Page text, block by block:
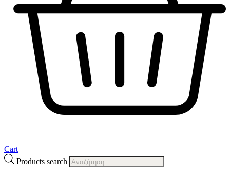
Cart
Products search